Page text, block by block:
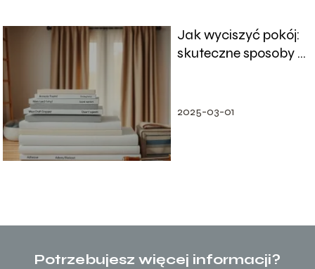
Jak wyciszyć pokój:
skuteczne sposoby i
2025-03-01
Potrzebujesz więcej informacji?